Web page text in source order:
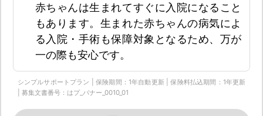
赤ちゃんは生まれてすぐに入院になること
もあります。生まれた赤ちゃんの病気によ
る入院・手術も保障対象となるため、万が
一の際も安心です。
シンプルサポートプラン | 保険期間：1年自動更新 | 保険料払込期間：1年更新
| 募集文書番号：はプ_バナー_0010_01